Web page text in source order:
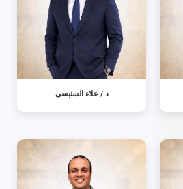
د / علاء السنبسى